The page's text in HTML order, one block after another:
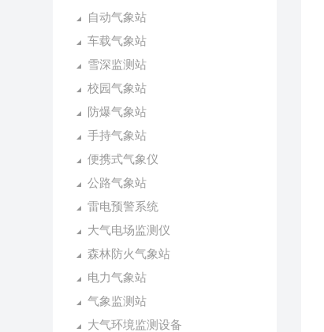
自动气象站
车载气象站
雪深监测站
校园气象站
防爆气象站
手持气象站
便携式气象仪
公路气象站
雷电预警系统
大气电场监测仪
森林防火气象站
电力气象站
气象监测站
大气环境监测设备